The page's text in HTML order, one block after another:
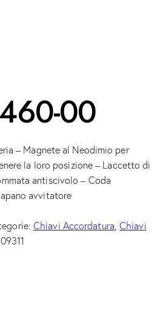
00
– Magnete al Neodimio per
la loro posizione – Laccetto di
antiscivolo – Coda
avvitatore
Chiavi Accordatura,Chiavi